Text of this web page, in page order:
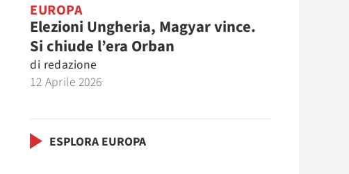
EUROPA
Elezioni Ungheria, Magyar vince.
Si chiude l’era Orban
di redazione
12 Aprile 2026
ESPLORA EUROPA